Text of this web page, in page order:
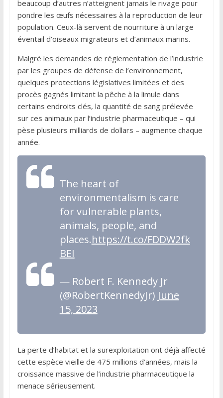
beaucoup d’autres n’atteignent jamais le rivage pour
pondre les œufs nécessaires à la reproduction de leur
population. Ceux-là servent de nourriture à un large
éventail d’oiseaux migrateurs et d’animaux marins.
Malgré les demandes de réglementation de l’industrie
par les groupes de défense de l’environnement,
quelques protections législatives limitées et des
procès gagnés limitant la pêche à la limule dans
certains endroits clés, la quantité de sang prélevée
sur ces animaux par l’industrie pharmaceutique – qui
pèse plusieurs milliards de dollars – augmente chaque
année.
The heart of
environmentalism is care
for vulnerable plants,
animals, people, and
places.https://t.co/FDDW2fk
BEI
— Robert F. Kennedy Jr
(@RobertKennedyJr) June
15, 2023
La perte d’habitat et la surexploitation ont déjà affecté
cette espèce vieille de 475 millions d’années, mais la
croissance massive de l’industrie pharmaceutique la
menace sérieusement.